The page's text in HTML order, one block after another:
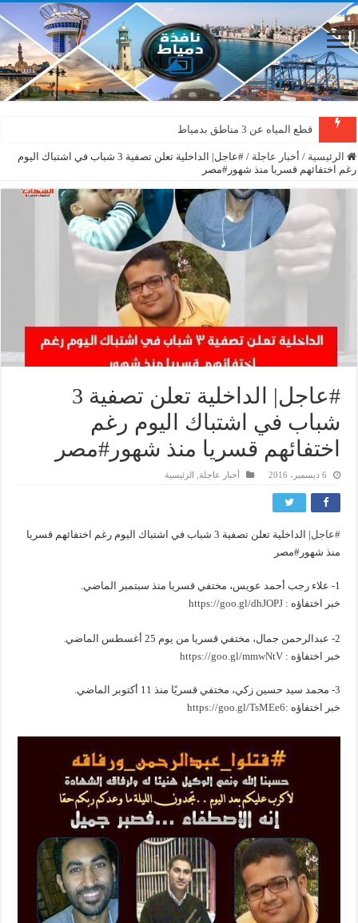
قطع المياه عن 3 مناطق بدمياط
الرئيسية / أخبار عاجلة /
#عاجل| الداخلية تعلن تصفية 3 شباب في اشتباك اليوم
رغم اختفائهم قسريا منذ شهور#مصر
#عاجل| الداخلية تعلن تصفية 3
شباب في اشتباك اليوم رغم
اختفائهم قسريا منذ شهور#مصر
6 ديسمبر، 2016 أخبار عاجلة الرئيسية
#عاجل
| الداخلية تعلن تصفية 3 شباب في اشتباك اليوم رغم اختفائهم قسريا
منذ شهور#مصر
1- علاء رجب أحمد عويس، مختفي قسريا منذ سبتمبر الماضي.
خبر اختفاؤه :https://goo.gl/dhJOPJ
2- عبدالرحمن جمال، مختفي قسريا من يوم 25 أغسطس الماضي.
خبر اختفاؤه :https://goo.gl/mmwNtV
3- محمد سيد حسين زكي، مختفي قسريًا منذ 11 أكتوبر الماضي.
خبر اختفاؤه :https://goo.gl/TsMEe6